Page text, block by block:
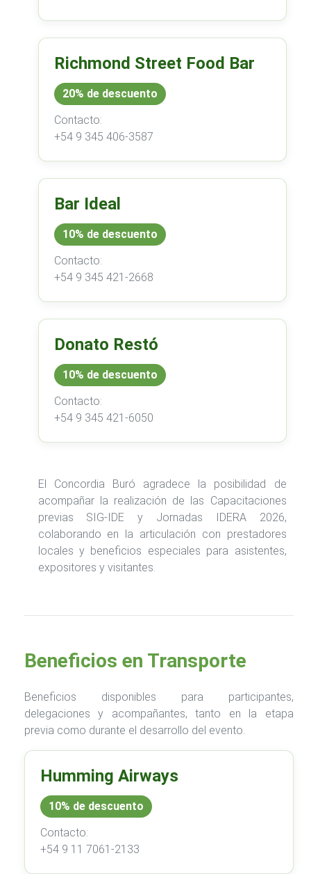
Richmond Street Food Bar
20% de descuento
Contacto:
+54 9 345 406-3587
Bar Ideal
10% de descuento
Contacto:
+54 9 345 421-2668
Donato Restó
10% de descuento
Contacto:
+54 9 345 421-6050
El Concordia Buró agradece la posibilidad de
acompañar la realización de las Capacitaciones
previas SIG-IDE y Jornadas IDERA 2026,
colaborando en la articulación con prestadores
locales y beneficios especiales para asistentes,
expositores y visitantes.
Beneficios en Transporte
Beneficios disponibles para participantes,
delegaciones y acompañantes, tanto en la etapa
previa como durante el desarrollo del evento.
Humming Airways
10% de descuento
Contacto:
+54 9 11 7061-2133